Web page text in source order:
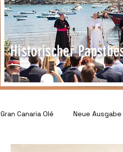
Historischer
Gran Canaria Olé Neue Ausgabe